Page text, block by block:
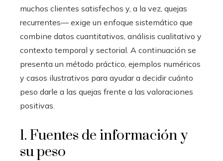
muchos clientes satisfechos y, a la vez, quejas
recurrentes— exige un enfoque sistemático que
combine datos cuantitativos, análisis cualitativo y
contexto temporal y sectorial. A continuación se
presenta un método práctico, ejemplos numéricos
y casos ilustrativos para ayudar a decidir cuánto
peso darle a las quejas frente a las valoraciones
positivas.
1. Fuentes de información y
su peso